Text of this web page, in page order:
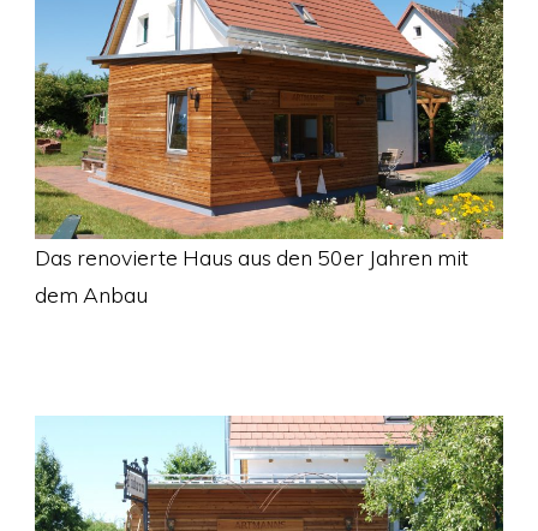
Das renovierte Haus aus den 50er Jahren mit
dem Anbau